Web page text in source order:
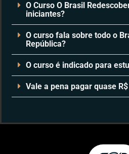
O Curso O Brasil
iniciantes?
O curso fala sobre todo o
República?
O curso é indicado para
Vale a pena pagar quase